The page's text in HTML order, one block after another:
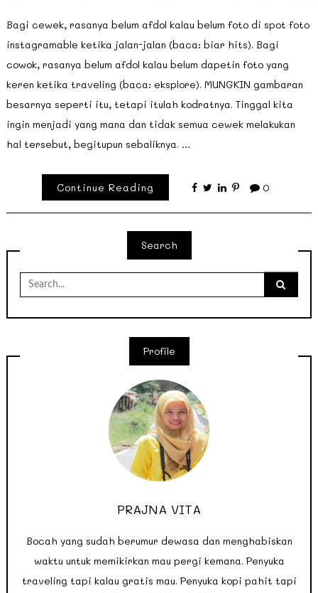
Bagi cewek, rasanya belum afdol kalau belum foto di spot foto
instagramable ketika jalan-jalan (baca: biar hits). Bagi
cowok, rasanya belum afdol kalau belum dapetin foto yang
keren ketika traveling (baca: eksplore). MUNGKIN gambaran
besarnya seperti itu, tetapi itulah kodratnya. Tinggal kita
ingin menjadi yang mana dan tidak semua cewek melakukan
hal tersebut, begitupun sebaliknya. …
Continue Reading 0
Search
Search
for:
Profile
PRAJNA VITA
Bocah yang sudah berumur dewasa dan menghabiskan
waktu untuk memikirkan mau pergi kemana. Penyuka
traveling tapi kalau gratis mau. Penyuka kopi pahit tapi